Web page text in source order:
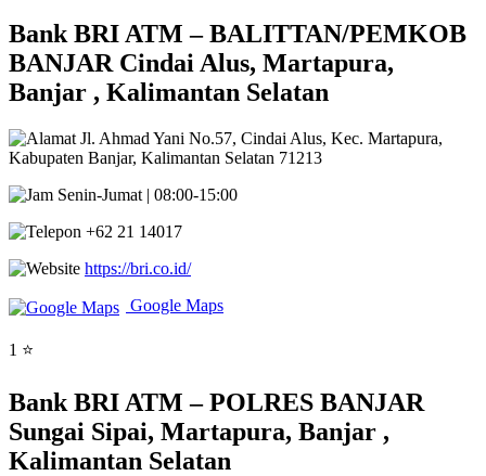
Bank BRI ATM – BALITTAN/PEMKOB
BANJAR Cindai Alus, Martapura,
Banjar , Kalimantan Selatan
Jl. Ahmad Yani No.57, Cindai Alus, Kec. Martapura,
Kabupaten Banjar, Kalimantan Selatan 71213
Senin-Jumat | 08:00-15:00
+62 21 14017
https://bri.co.id/
Google Maps
1 ⭐
Bank BRI ATM – POLRES BANJAR
Sungai Sipai, Martapura, Banjar ,
Kalimantan Selatan